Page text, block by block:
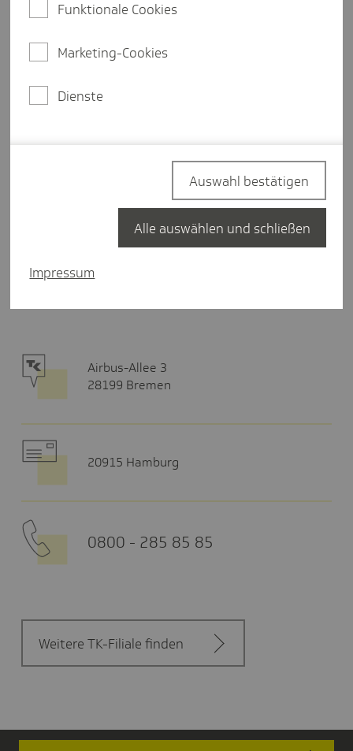
Montag
Freitag 10:00-13:00 Uhr
Airbus-Allee 3
28199 Bremen
20915 Hamburg
0800 - 285 85 85
Weitere TK-Filiale finden
Funktionale Cookies
Marketing-Cookies
Dienste
Impressum
Auswahl bestätigen
Alle auswählen und schließen